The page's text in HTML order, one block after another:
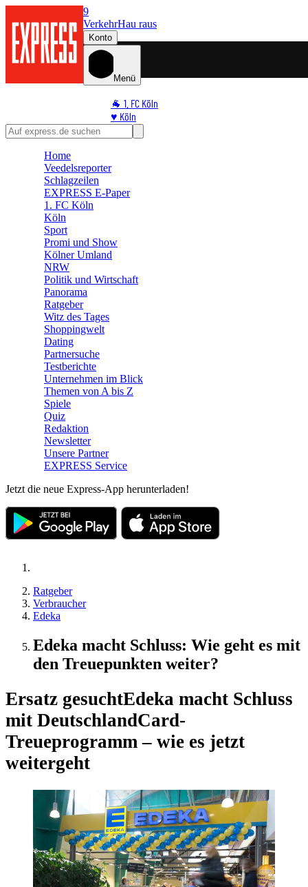
9
VerkehrHau raus
Konto
Menü
🐐 1. FC Köln
♥️ Köln
⭐ Promi
🛒 Shoppingwelt
Home
Veedelsreporter
Schlagzeilen
EXPRESS E-Paper
1. FC Köln
Köln
Sport
Promi und Show
Kölner Umland
NRW
Politik und Wirtschaft
Panorama
Ratgeber
Witz des Tages
Shoppingwelt
Dating
Partnersuche
Testberichte
Unternehmen im Blick
Themen von A bis Z
Spiele
Quiz
Redaktion
Newsletter
Unsere Partner
EXPRESS Service
Jetzt die neue Express-App herunterladen!
Ratgeber
Verbraucher
Edeka
Edeka macht Schluss: Wie geht es mit
den Treuepunkten weiter?
Ersatz gesuchtEdeka macht Schluss
mit DeutschlandCard-
Treueprogramm – wie es jetzt
weitergeht